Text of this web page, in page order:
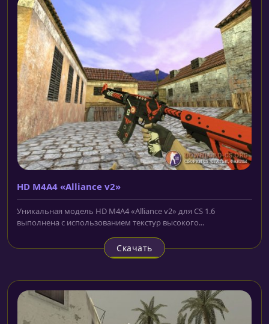
HD M4A4 «Alliance v2»
Уникальная модель HD M4A4 «Alliance v2» для CS 1.6
выполнена с использованием текстур высокого...
Скачать